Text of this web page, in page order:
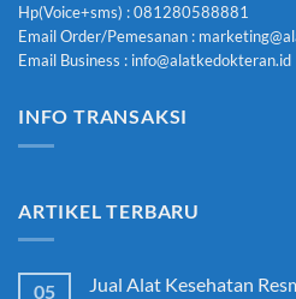
Hp(Voice+sms) : 081280588881
Email Order/Pemesanan :
Email Business : info@alatkedokteran.id
INFO TRANSAKSI
ARTIKEL TERBARU
05 Jual Alat Kesehatan